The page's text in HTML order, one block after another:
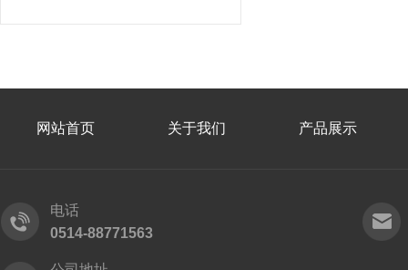
网站首页 关于我们 产品展示
电话
0514-88771563